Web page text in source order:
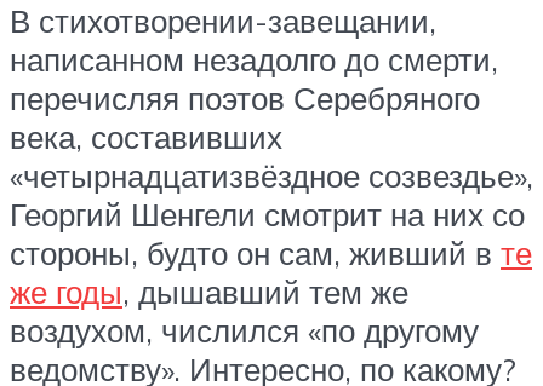
В стихотворении-завещании,
написанном незадолго до смерти,
перечисляя поэтов Серебряного
века, составивших
«четырнадцатизвёздное созвездье»,
Георгий Шенгели смотрит на них со
стороны, будто он сам, живший в те
же годы, дышавший тем же
воздухом, числился «по другому
ведомству». Интересно, по какому?